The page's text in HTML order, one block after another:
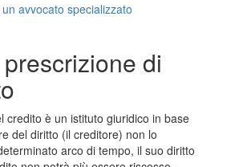
avvocato specializzato
di
credito è un istituto giuridico in base
del diritto (il creditore) non lo
arco di tempo, il suo diritto